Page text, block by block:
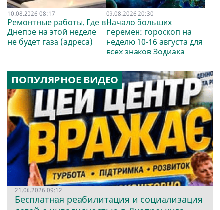
10.08.2026 08:17
Ремонтные работы. Где в
Днепре на этой неделе
не будет газа (адреса)
09.08.2026 20:30
Начало больших
перемен: гороскоп на
неделю 10-16 августа для
всех знаков Зодиака
ПОПУЛЯРНОЕ ВИДЕО
21.06.2026 09:12
Бесплатная реабилитация и социализация